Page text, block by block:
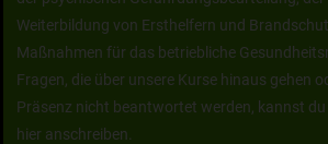
Weiterbildung von Ersthelfern und
Maßnahmen für das betriebliche
Fragen, die über unsere Kurse hinaus gehen
Präsenz nicht beantwortet werden, kannst
hier anschreiben.